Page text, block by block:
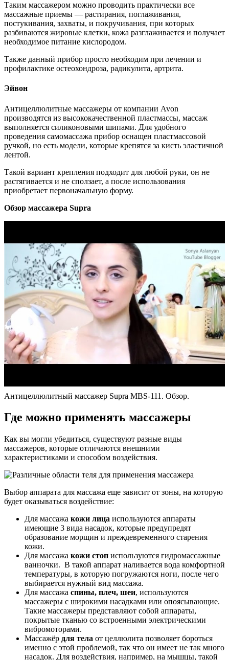
Таким массажером можно проводить практически все
массажные приемы — растирания, поглаживания,
постукивания, захваты, и покручивания, при которых
разбиваются жировые клетки, кожа разглаживается и получает
необходимое питание кислородом.
Также данный прибор просто необходим при лечении и
профилактике остеохондроза, радикулита, артрита.
Эйвон
Антицеллюлитные массажеры от компании Avon
производятся из высококачественной пластмассы, массаж
выполняется силиконовыми шипами. Для удобного
проведения самомассажа прибор оснащен пластмассовой
ручкой, но есть модели, которые крепятся за кисть эластичной
лентой.
Такой вариант крепления подходит для любой руки, он не
растягивается и не сползает, а после использования
приобретает первоначальную форму.
Обзор массажера Supra
Антицеллюлитный массажер Supra MBS-111. Обзор.
Где можно применять массажеры
Как вы могли убедиться, существуют разные виды
массажеров, которые отличаются внешними
характеристиками и способом воздействия.
Выбор аппарата для массажа еще зависит от зоны, на которую
будет оказываться воздействие:
Для массажа кожи лица используются аппараты
имеющие 3 вида насадок, которые предупредят
образование морщин и преждевременного старения
кожи.
Для массажа кожи стоп используются гидромассажные
ванночки. В такой аппарат наливается вода комфортной
температуры, в которую погружаются ноги, после чего
выбирается нужный вид массажа.
Для массажа спины, плеч, шеи, используются
массажеры с широкими насадками или опоясывающие.
Такие массажеры представляют собой аппараты,
покрытые тканью со встроенными электрическими
вибромоторами.
Массажёр для тела от целлюлита позволяет бороться
именно с этой проблемой, так что он имеет не так много
насадок. Для воздействия, например, на мышцы, такой